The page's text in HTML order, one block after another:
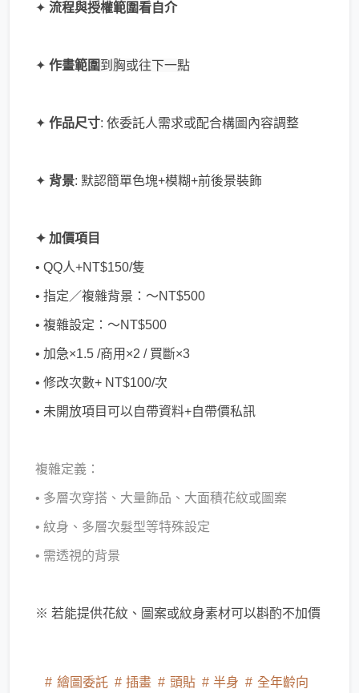
✦ 流程與授權範圍看自介
✦ 作畫範圍到胸或往下一點
✦ 作品尺寸: 依委託人需求或配合構圖內容調整
✦ 背景: 默認簡單色塊+模糊+前後景裝飾
✦ 加價項目
• QQ人+NT$150/隻
• 指定／複雜背景：～NT$500
• 複雜設定：～NT$500
• 加急×1.5 /商用×2 / 買斷×3
• 修改次數+ NT$100/次
• 未開放項目可以自帶資料+自帶價私訊
複雜定義：
• 多層次穿搭、大量飾品、大面積花紋或圖案
• 紋身、多層次髮型等特殊設定
• 需透視的背景
※ 若能提供花紋、圖案或紋身素材可以斟酌不加價
繪圖委託 插畫 頭貼 半身
全年齡向